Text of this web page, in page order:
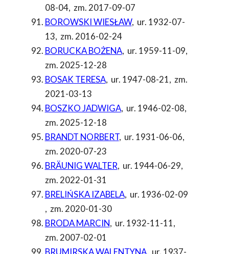
08-04, zm. 2017-09-07
BOROWSKI WIESŁAW, ur. 1932-07-
13, zm. 2016-02-24
BORUCKA BOŻENA, ur. 1959-11-09,
zm. 2025-12-28
BOSAK TERESA, ur. 1947-08-21, zm.
2021-03-13
BOSZKO JADWIGA, ur. 1946-02-08,
zm. 2025-12-18
BRANDT NORBERT, ur. 1931-06-06,
zm. 2020-07-23
BRÄUNIG WALTER, ur. 1944-06-29,
zm. 2022-01-31
BRELIŃSKA IZABELA, ur. 1936-02-09
, zm. 2020-01-30
BRODA MARCIN, ur. 1932-11-11,
zm. 2007-02-01
BRUMIRSKA WALENTYNA, ur. 1937-